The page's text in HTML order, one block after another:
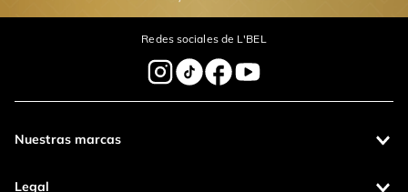
Redes sociales de L'BEL
Nuestras marcas
Legal